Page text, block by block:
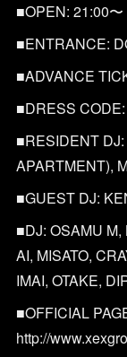
■OPEN: 21:00〜
■ENTRANCE:
■ADVANCE
■DRESS
■RESIDENT
APARTMENT),
■GUEST DJ:
■DJ: OSAMU M,
AI, MISATO,
IMAI, OTAKE,
■OFFICIAL
http://